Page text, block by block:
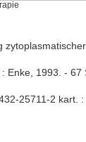
Enke, 1993. - 67
25711-2 kart.